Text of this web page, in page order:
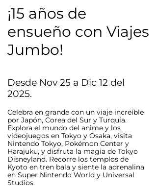
¡15 años de
ensueño con Viajes
Jumbo!
Desde Nov 25 a Dic 12 del
2025.
Celebra en grande con un viaje increíble
por Japón, Corea del Sur y Turquía.
Explora el mundo del anime y los
videojuegos en Tokyo y Osaka, visita
Nintendo Tokyo, Pokémon Center y
Harajuku, y disfruta la magia de Tokyo
Disneyland. Recorre los templos de
Kyoto en tren bala y siente la adrenalina
en Super Nintendo World y Universal
Studios.